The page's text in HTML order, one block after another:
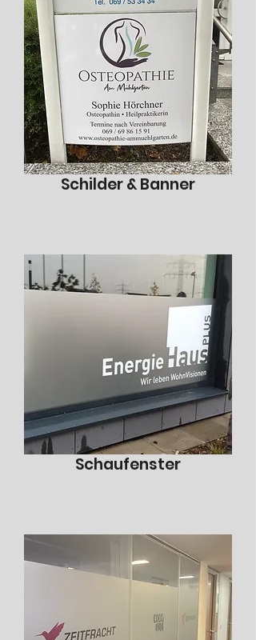
Schilder & Banner
Schaufenster